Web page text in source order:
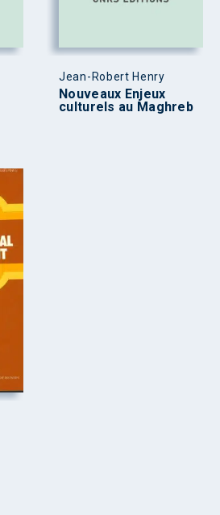
Jean-Robert Henry
Nouveaux Enjeux
culturels au Maghreb